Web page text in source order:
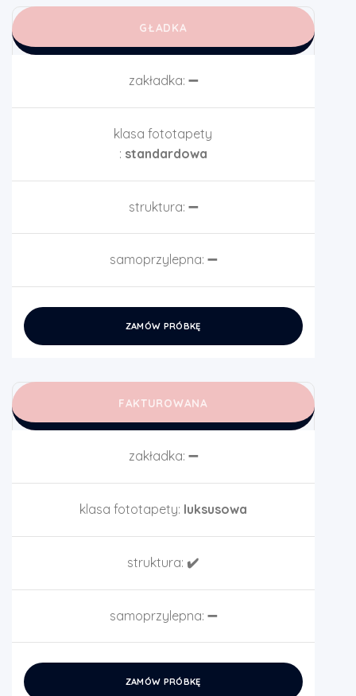
GŁADKA
zakładka: ➖
klasa fototapety
: standardowa
struktura: ➖
samoprzylepna: ➖
ZAMÓW PRÓBKĘ
FAKTUROWANA
zakładka: ➖
klasa fototapety: luksusowa
struktura: ✔️
samoprzylepna: ➖
ZAMÓW PRÓBKĘ